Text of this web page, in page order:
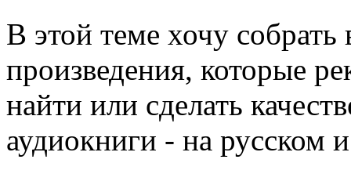
В этой теме хочу собрать
произведения, которые
найти или сделать
аудиокниги - на русском